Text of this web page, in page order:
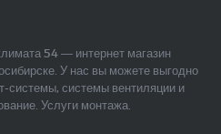
54 — интернет магазин
У нас вы можете выгодно
системы, системы вентиляции и
Услуги монтажа.